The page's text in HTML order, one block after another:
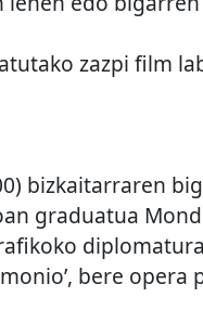
zazpi film
bizkaitarraren
graduatua
bere